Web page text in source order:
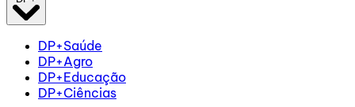
DP+Saúde
DP+Agro
DP+Educação
DP+Ciências